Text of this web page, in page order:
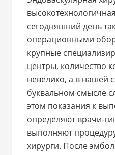
сегодняшний день
операционными
крупные
центры, количество
невелико, а в нашей
буквальном смысле
этом показания к
определяют врачи-
выполняют
хирурги. После